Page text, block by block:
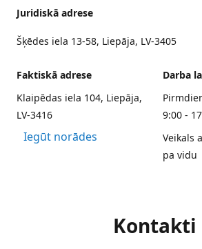
Juridiskā adrese
Šķēdes iela 13-58, Liepāja, LV-3405
Faktiskā adrese
Klaipēdas iela 104, Liepāja,
LV-3416
Iegūt norādes
Darba
9:00 -
Veikals
pa vidu
Kontakti